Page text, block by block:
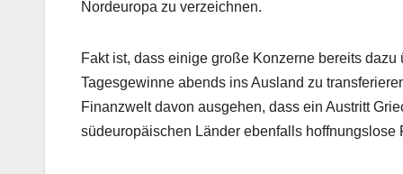
Nordeuropa zu verzeichnen.
Fakt ist, dass einige große Konzerne bereits
Tagesgewinne abends ins Ausland zu
Finanzwelt davon ausgehen, dass ein Austritt
südeuropäischen Länder ebenfalls hoffnungslose